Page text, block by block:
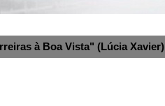
à Boa Vista" (Lúcia Xavier)